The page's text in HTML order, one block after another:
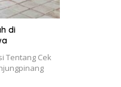
di
Tentang Cek